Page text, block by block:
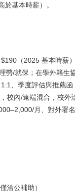
基本時薪）。
（2025 基本時薪）
勞/就保；在學外籍生
、季度評估與推薦函
校內/遠端混合，校外
月、對外署
洽公補助）